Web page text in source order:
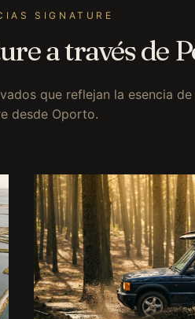
SIGNATURE
a través de
que reflejan la esencia
desde Oporto.